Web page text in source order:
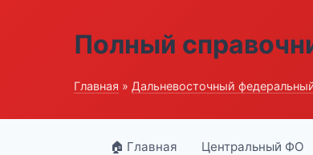
Полный
Главная » Дальневосточный
🏠 Главная Центральный ФО